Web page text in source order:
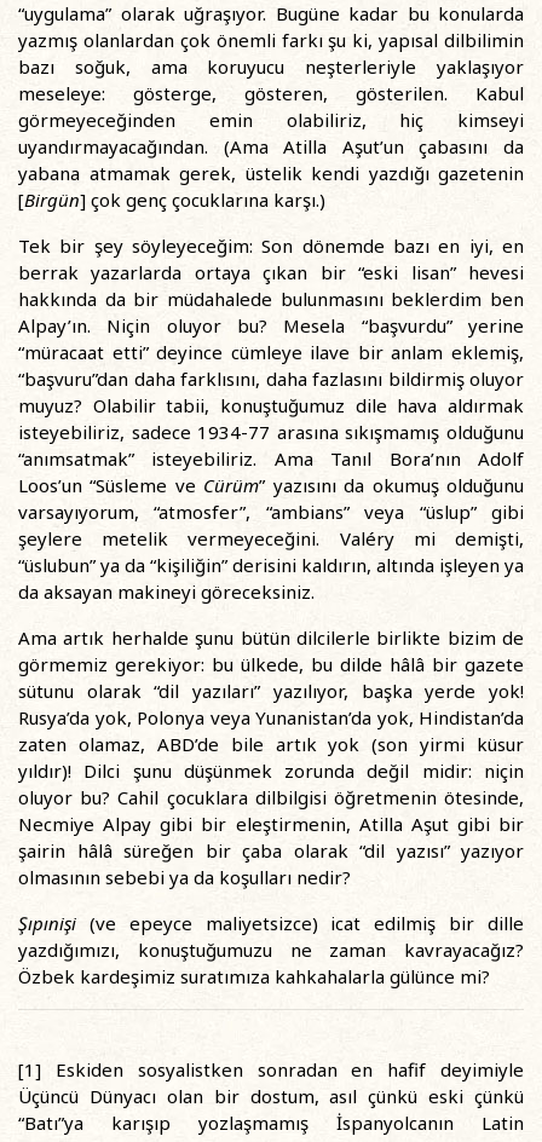
“uygulama” olarak uğraşıyor. Bugüne kadar bu konularda
yazmış olanlardan çok önemli farkı şu ki, yapısal dilbilimin
bazı soğuk, ama koruyucu neşterleriyle yaklaşıyor
meseleye: gösterge, gösteren, gösterilen. Kabul
görmeyeceğinden emin olabiliriz, hiç kimseyi
uyandırmayacağından. (Ama Atilla Aşut’un çabasını da
yabana atmamak gerek, üstelik kendi yazdığı gazetenin
[Birgün] çok genç çocuklarına karşı.)
Tek bir şey söyleyeceğim: Son dönemde bazı en iyi, en
berrak yazarlarda ortaya çıkan bir “eski lisan” hevesi
hakkında da bir müdahalede bulunmasını beklerdim ben
Alpay’ın. Niçin oluyor bu? Mesela “başvurdu” yerine
“müracaat etti” deyince cümleye ilave bir anlam eklemiş,
“başvuru”dan daha farklısını, daha fazlasını bildirmiş oluyor
muyuz? Olabilir tabii, konuştuğumuz dile hava aldırmak
isteyebiliriz, sadece 1934-77 arasına sıkışmamış olduğunu
“anımsatmak” isteyebiliriz. Ama Tanıl Bora’nın Adolf
Loos’un “Süsleme ve Cürüm” yazısını da okumuş olduğunu
varsayıyorum, “atmosfer”, “ambians” veya “üslup” gibi
şeylere metelik vermeyeceğini. Valéry mi demişti,
“üslubun” ya da “kişiliğin” derisini kaldırın, altında işleyen ya
da aksayan makineyi göreceksiniz.
Ama artık herhalde şunu bütün dilcilerle birlikte bizim de
görmemiz gerekiyor: bu ülkede, bu dilde hâlâ bir gazete
sütunu olarak “dil yazıları” yazılıyor, başka yerde yok!
Rusya’da yok, Polonya veya Yunanistan’da yok, Hindistan’da
zaten olamaz, ABD’de bile artık yok (son yirmi küsur
yıldır)! Dilci şunu düşünmek zorunda değil midir: niçin
oluyor bu? Cahil çocuklara dilbilgisi öğretmenin ötesinde,
Necmiye Alpay gibi bir eleştirmenin, Atilla Aşut gibi bir
şairin hâlâ süreğen bir çaba olarak “dil yazısı” yazıyor
olmasının sebebi ya da koşulları nedir?
Şıpınişi (ve epeyce maliyetsizce) icat edilmiş bir dille
yazdığımızı, konuştuğumuzu ne zaman kavrayacağız?
Özbek kardeşimiz suratımıza kahkahalarla gülünce mi?
[1] Eskiden sosyalistken sonradan en hafif deyimiyle
Üçüncü Dünyacı olan bir dostum, asıl çünkü eski çünkü
“Batı”ya karışıp yozlaşmamış İspanyolcanın Latin